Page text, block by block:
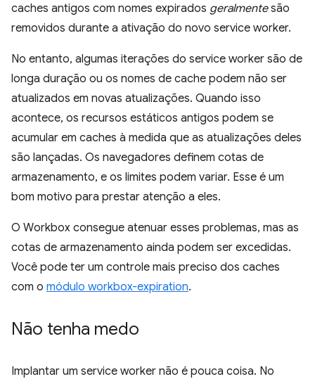
caches antigos com nomes expirados geralmentesão
removidos durante a ativação do novo service worker.
No entanto, algumas iterações do service worker são de
longa duração ou os nomes de cache podem não ser
atualizados em novas atualizações. Quando isso
acontece, os recursos estáticos antigos podem se
acumular em caches à medida que as atualizações deles
são lançadas. Os navegadores definem cotas de
armazenamento, e os limites podem variar. Esse é um
bom motivo para prestar atenção a eles.
O Workbox consegue atenuar esses problemas, mas as
cotas de armazenamento ainda podem ser excedidas.
Você pode ter um controle mais preciso dos caches
com o módulo workbox-expiration.
Não tenha medo
Implantar um service worker não é pouca coisa. No